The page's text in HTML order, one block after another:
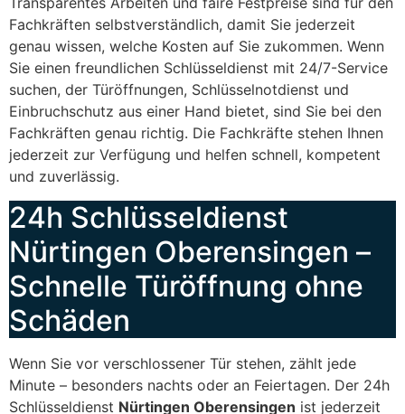
Fachkräften selbstverständlich, damit Sie jederzeit
genau wissen, welche Kosten auf Sie zukommen. Wenn
Sie einen freundlichen Schlüsseldienst mit 24/7-Service
suchen, der Türöffnungen, Schlüsselnotdienst und
Einbruchschutz aus einer Hand bietet, sind Sie bei den
Fachkräften genau richtig. Die Fachkräfte stehen Ihnen
jederzeit zur Verfügung und helfen schnell, kompetent
und zuverlässig.
24h Schlüsseldienst
Nürtingen Oberensingen –
Schnelle Türöffnung ohne
Schäden
Wenn Sie vor verschlossener Tür stehen, zählt jede
Minute – besonders nachts oder an Feiertagen. Der 24h
Schlüsseldienst Nürtingen Oberensingen ist jederzeit